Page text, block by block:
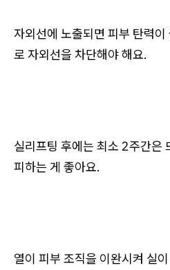
자외선에 노출되면 피부 탄력
로 자외선을 차단해야 해요.
실리프팅 후에는 최소 2주간은
피하는 게 좋아요.
열이 피부 조직을 이완시켜 실